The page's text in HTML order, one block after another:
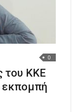
0
του ΚΚΕ
εκπομπή